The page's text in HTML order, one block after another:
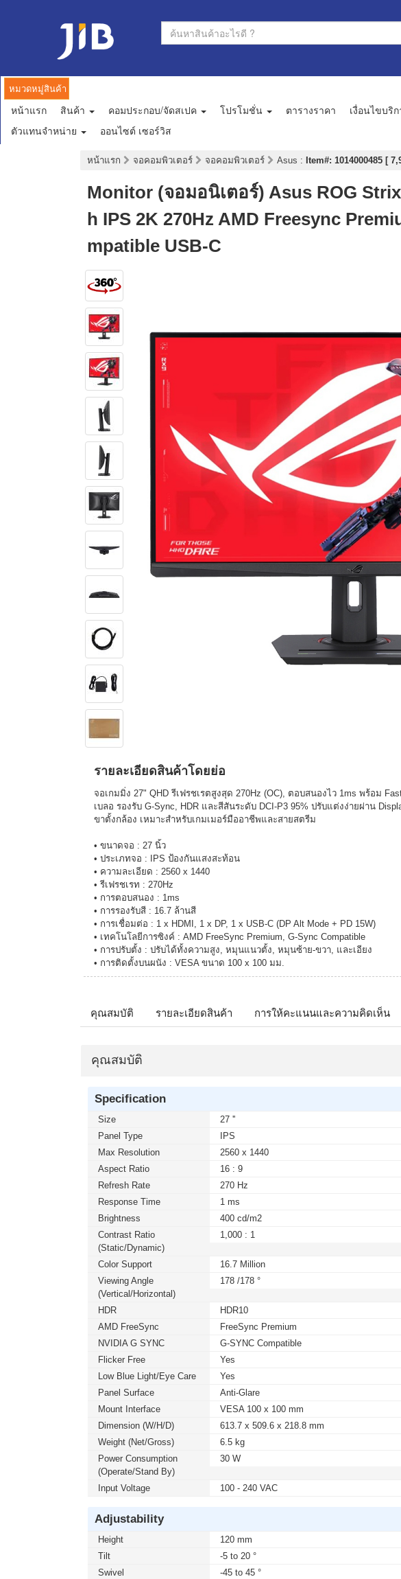
หมวดหมู่สินค้า
หน้าแรก สินค้า คอมประกอบ/จัดสเปค โปรโมชั่น ตารางราคา เงื่อนไขบริก
ตัวแทนจำหน่าย
ออนไซต์ เซอร์วิส
หน้าแรก จอคอมพิวเตอร์ จอคอมพิวเตอร์ Asus : Item#: 1014000485 [
Monitor (จอมอนิเตอร์) Asus ROG
h IPS 2K 270Hz AMD Freesync
mpatible USB-C
รายละเอียดสินค้าโดยย่อ
จอเกมมิ่ง 27" QHD รีเฟรชเรตสูงสุด 270Hz (OC), ตอบสนองไว 1ms พร้อม
เบลอ รองรับ G-Sync, HDR และสีสันระดับ DCI-P3 95% ปรับแต่งง่ายผ่าน
ขาตั้งกล้อง เหมาะสำหรับเกมเมอร์มืออาชีพและสายสตรีม
• ขนาดจอ : 27 นิ้ว
• ประเภทจอ : IPS ป้องกันแสงสะท้อน
• ความละเอียด : 2560 x 1440
• รีเฟรชเรท : 270Hz
• การตอบสนอง : 1ms
• การรองรับสี : 16.7 ล้านสี
• การเชื่อมต่อ : 1 x HDMI, 1 x DP, 1 x USB-C (DP Alt Mode + PD 15W)
• เทคโนโลยีการซิงค์ : AMD FreeSync Premium, G-Sync Compatible
• การปรับตั้ง : ปรับได้ทั้งความสูง, หมุนแนวตั้ง, หมุนซ้าย-ขวา, และเอียง
• การติดตั้งบนผนัง : VESA ขนาด 100 x 100 มม.
คุณสมบัติ รายละเอียดสินค้า การให้คะแนนและความคิดเห็น
คุณสมบัติ
Specification
Size
27 ''
Panel Type
IPS
Max Resolution
2560 x 1440
Aspect Ratio
16 : 9
Refresh Rate
270 Hz
Response Time
1 ms
Brightness
400 cd/m2
Contrast Ratio
(static/dynamic)
1,000 : 1
Color Support
16.7 Million
Viewing Angle
(Vertical/Horizontal)
178 /178 °
HDR
HDR10
AMD FreeSync
FreeSync Premium
NVIDIA G SYNC
G-SYNC Compatible
Flicker Free
Yes
Low Blue Light/Eye Care
Yes
Panel Surface
Anti-Glare
Mount Interface
VESA 100 x 100 mm
Dimension (W/H/D)
613.7 x 509.6 x 218.8 mm
Weight (Net/Gross)
6.5 kg
Power Consumption
(Operate/Stand By)
30 W
Input Voltage 100 - 240 VAC
Adjustability
Height
120 mm
Tilt
-5 to 20 °
Swivel
-45 to 45 °